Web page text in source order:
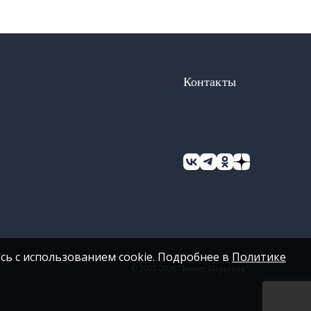
Контакты
с использованием cookie. Подробнее в Политике